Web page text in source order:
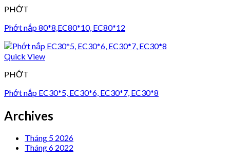
PHỚT
Phớt nắp 80*8,EC80*10, EC80*12
Quick View
PHỚT
Phớt nắp EC30*5, EC30*6, EC30*7, EC30*8
Archives
Tháng 5 2026
Tháng 6 2022